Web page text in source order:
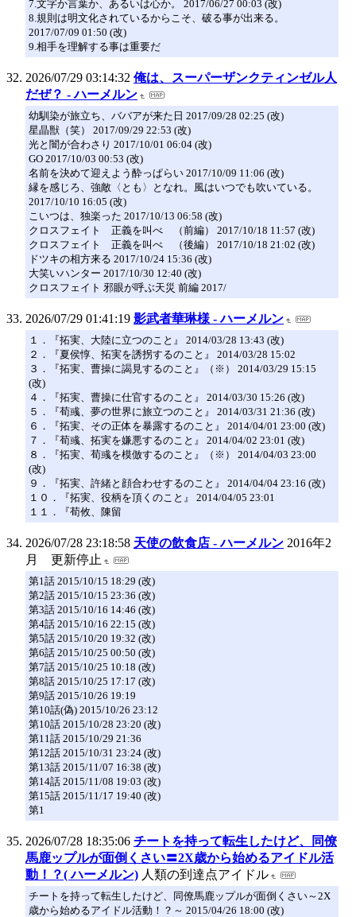
7.文字か言葉か、あるいは心か。 2017/06/27 00:03 (改)
8.規則は明文化されているからこそ、破る事が出来る。
2017/07/09 01:50 (改)
9.相手を理解する事は重要だ
2026/07/29 03:14:32 俺は、スーパーザンクティンゼル人
だぜ？ - ハーメルン
幼馴染が旅立ち、ババアが来た日 2017/09/28 02:25 (改)
星晶獣（笑） 2017/09/29 22:53 (改)
光と闇が合わさり 2017/10/01 06:04 (改)
GO 2017/10/03 00:53 (改)
名前を決めて迎えよう酔っぱらい 2017/10/09 11:06 (改)
縁を感じろ、強敵〈とも〉となれ。風はいつでも吹いている。
2017/10/10 16:05 (改)
こいつは、独楽った 2017/10/13 06:58 (改)
クロスフェイト 正義を叫べ （前編） 2017/10/18 11:57 (改)
クロスフェイト 正義を叫べ （後編） 2017/10/18 21:02 (改)
ドツキの相方来る 2017/10/24 15:36 (改)
大笑いハンター 2017/10/30 12:40 (改)
クロスフェイト 邪眼が呼ぶ天災 前編 2017/
2026/07/29 01:41:19 影武者華琳様 - ハーメルン
１．『拓実、大陸に立つのこと』 2014/03/28 13:43 (改)
２．『夏侯惇、拓実を誘拐するのこと』 2014/03/28 15:02
３．『拓実、曹操に謁見するのこと』（※） 2014/03/29 15:15
(改)
４．『拓実、曹操に仕官するのこと』 2014/03/30 15:26 (改)
５．『荀彧、夢の世界に旅立つのこと』 2014/03/31 21:36 (改)
６．『拓実、その正体を暴露するのこと』 2014/04/01 23:00 (改)
７．『荀彧、拓実を嫌悪するのこと』 2014/04/02 23:01 (改)
８．『拓実、荀彧を模倣するのこと』（※） 2014/04/03 23:00
(改)
９．『拓実、許緒と顔合わせするのこと』 2014/04/04 23:16 (改)
１０．『拓実、役柄を頂くのこと』 2014/04/05 23:01
１１．『荀攸、陳留
2026/07/28 23:18:58 天使の飲食店 - ハーメルン 2016年2
月 更新停止
第1話 2015/10/15 18:29 (改)
第2話 2015/10/15 23:36 (改)
第3話 2015/10/16 14:46 (改)
第4話 2015/10/16 22:15 (改)
第5話 2015/10/20 19:32 (改)
第6話 2015/10/25 00:50 (改)
第7話 2015/10/25 10:18 (改)
第8話 2015/10/25 17:17 (改)
第9話 2015/10/26 19:19
第10話(偽) 2015/10/26 23:12
第10話 2015/10/28 23:20 (改)
第11話 2015/10/29 21:36
第12話 2015/10/31 23:24 (改)
第13話 2015/11/07 16:38 (改)
第14話 2015/11/08 19:03 (改)
第15話 2015/11/17 19:40 (改)
第1
2026/07/28 18:35:06 チートを持って転生したけど、同僚
馬鹿ップルが面倒くさい〓2X歳から始めるアイドル活
動！？( ハーメルン) 人類の到達点アイドル
チートを持って転生したけど、同僚馬鹿ップルが面倒くさい～2X
歳から始めるアイドル活動！？～ 2015/04/26 18:00 (改)